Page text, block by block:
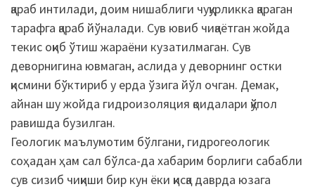
қараб интилади, доим нишаблиги чуқурликка қараган
тарафга қараб йўналади. Сув ювиб чиқаётган жойда
текис оқиб ўтиш жараёни кузатилмаган. Сув
деворнигина ювмаган, аслида у деворнинг остки
қисмини бўктириб у ерда ўзига йўл очган. Демак,
айнан шу жойда гидроизоляция қоидалари қўпол
равишда бузилган.
Геологик маълумотим бўлгани, гидрогеологик
соҳадан ҳам сал бўлса-да хабарим борлиги сабабли
сув сизиб чиқиши бир кун ёки қисқа даврда юзага